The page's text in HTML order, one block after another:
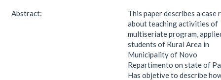
Abstract:
This paper describes a case
about teaching activities of
multiseriate program,
students of Rural Area in
Municipality of Novo
Repartimento on state of
Has objetive to describe